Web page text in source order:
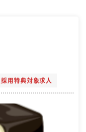
用特典対象求人